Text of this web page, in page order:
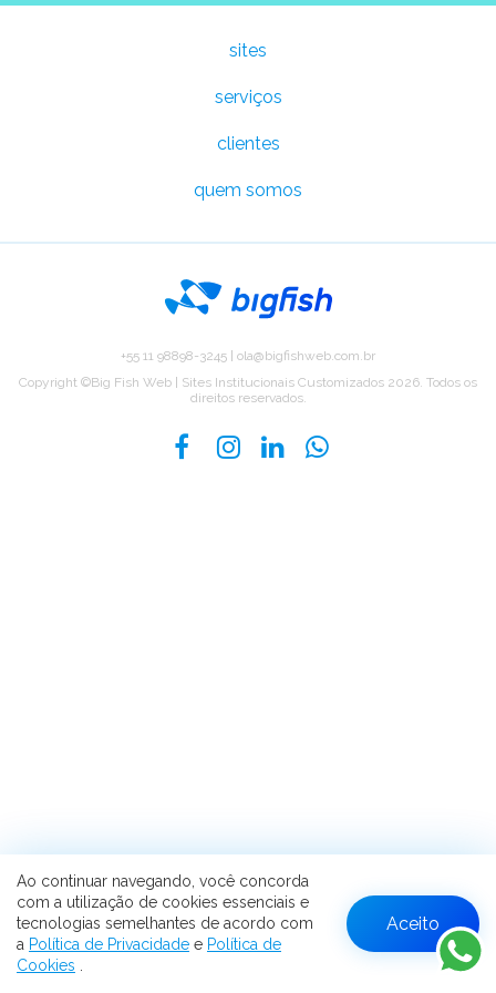
Entre em contato
sites
serviços
clientes
quem somos
+55 11 98898-3245 | ola@bigfishweb.com.br
Copyright ©Big Fish Web | Sites Institucionais Customizados 2026. Todos os
direitos reservados.
Ao continuar navegando, você concorda
com a utilização de cookies essenciais e
tecnologias semelhantes de acordo com
a Política de Privacidade e Política de
Cookies
Aceito